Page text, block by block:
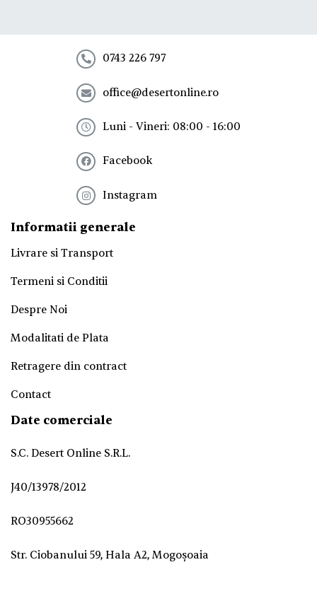
0743 226 797
office@desertonline.ro
Luni - Vineri: 08:00 - 16:00
Facebook
Instagram
Informatii generale
Livrare si Transport
Termeni si Conditii
Despre Noi
Modalitati de Plata
Retragere din contract
Contact
Date comerciale
S.C. Desert Online S.R.L.
J40/13978/2012
RO30955662
Str. Ciobanului 59, Hala A2, Mogoșoaia